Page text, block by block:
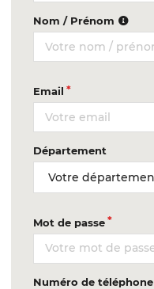
Nom / Prénom
Email
Département
Mot de passe
Numéro de téléphone